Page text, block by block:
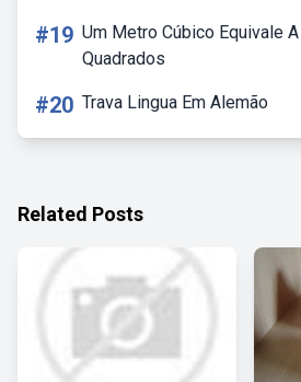
#19 Um Metro Cúbico Equivale
Quadrados
#20 Trava Lingua Em Alemão
Related Posts